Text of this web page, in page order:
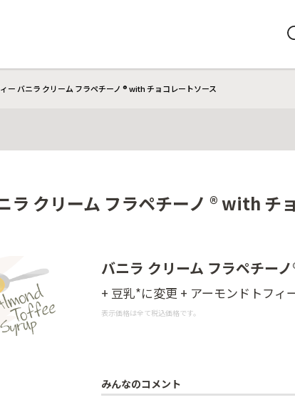
ー バニラ クリーム フラペチーノ ® with チョコレートソース
ラ クリーム フラペチーノ ® with チ
バニラ クリーム フラペチー
+ 豆乳*に変更 + アーモンドトフィ
表示価格は全て税込価格です。
みんなのコメント